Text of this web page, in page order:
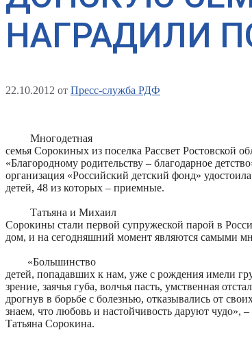
НАГРАДИЛИ
22.10.2012 от Пресс-служба РДФ
Многодетная
семья Сорокиных из поселка Рассвет Ростовской
«Благородному родительству – благодарное
организация «Российский детский фонд»
детей, 48 из которых – приемные.
Татьяна и Михаил
Сорокины стали первой супружеской парой в
дом, и на сегодняшний момент являются самыми
«Большинство
детей, попадавших к нам, уже с рождения имели
зрение, заячья губа, волчья пасть, умственная
дрогнув в борьбе с болезнью, отказывались от
знаем, что любовь и настойчивость даруют чудо», –
Татьяна Сорокина.